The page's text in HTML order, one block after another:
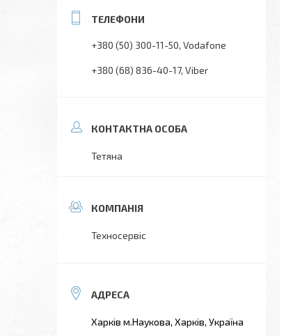
+380 (50) 300-11-50 Vodafone
+380 (68) 836-40-17 Viber
Тетяна
Техносервіс
Харків м.Наукова, Харків, Україна